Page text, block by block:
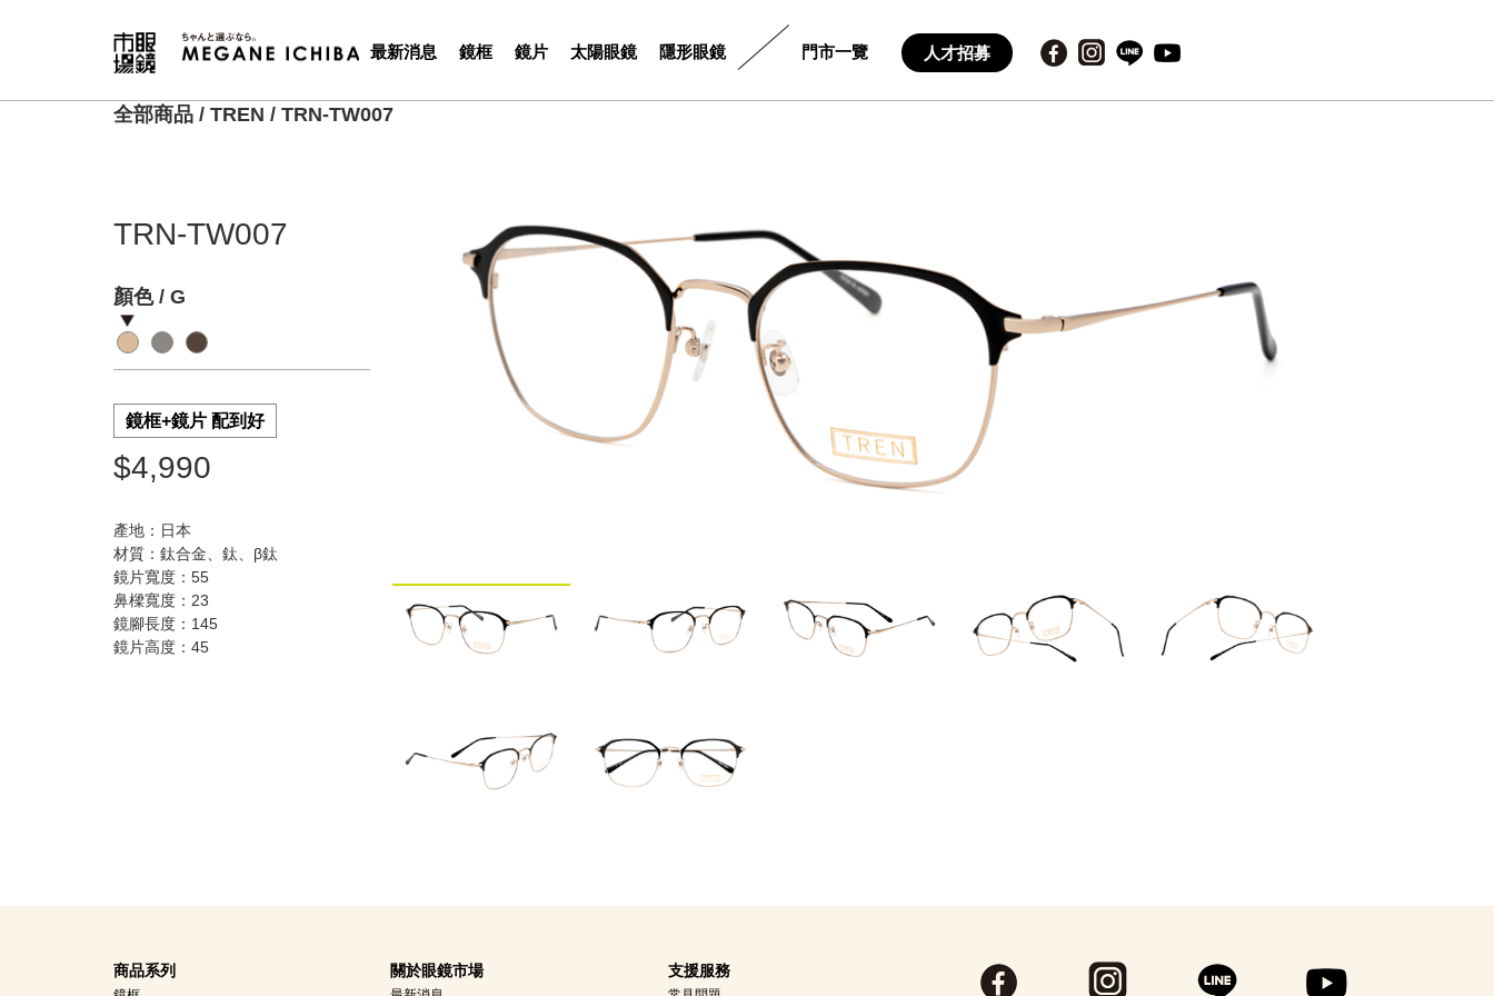
最新消息 鏡框 鏡片 太陽眼鏡 隱形眼鏡 門市一覽 人才招募
全部商品 / TREN / TRN-TW007
TRN-TW007
顏色 / G
鏡框+鏡片 配到好
$4,990
產地：日本
材質：鈦合金、鈦、β鈦
鏡片寬度：55
鼻樑寬度：23
鏡腳長度：145
鏡片高度：45
商品系列 關於眼鏡市場 支援服務